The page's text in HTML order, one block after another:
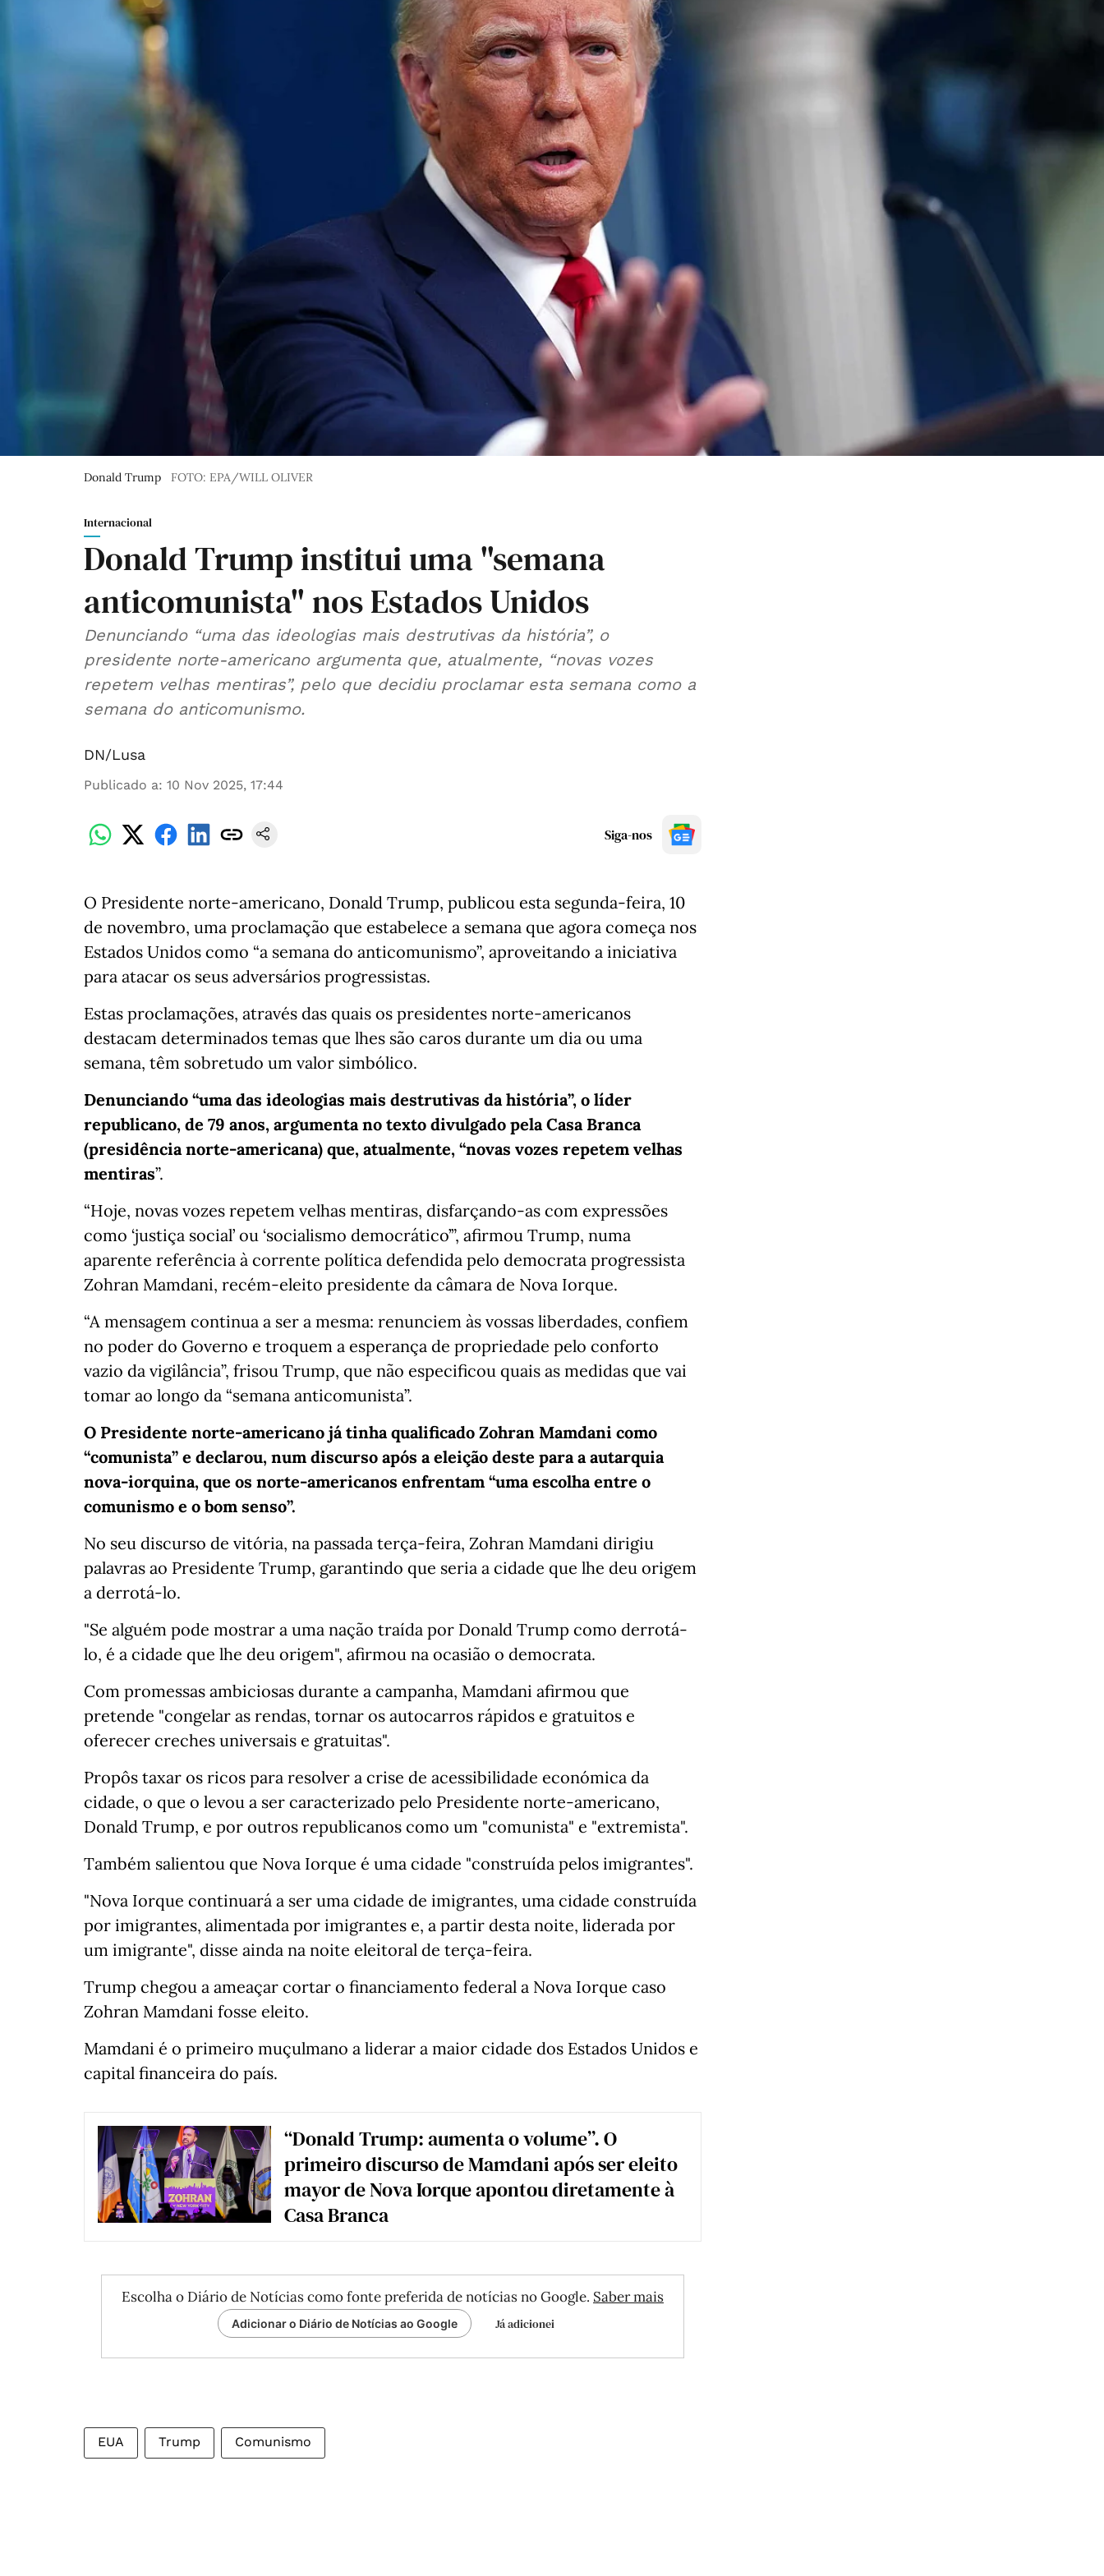
Donald Trump FOTO: EPA/WILL OLIVER
Internacional
Donald Trump institui uma "semana
anticomunista" nos Estados Unidos
Denunciando “uma das ideologias mais destrutivas da história”, o
presidente norte-americano argumenta que, atualmente, “novas vozes
repetem velhas mentiras”, pelo que decidiu proclamar esta semana como a
semana do anticomunismo.
DN/Lusa
Publicado a: 10 Nov 2025, 17:44
Siga-nos
O Presidente norte-americano, Donald Trump, publicou esta segunda-feira, 10
de novembro, uma proclamação que estabelece a semana que agora começa nos
Estados Unidos como “a semana do anticomunismo”, aproveitando a iniciativa
para atacar os seus adversários progressistas.
Estas proclamações, através das quais os presidentes norte-americanos
destacam determinados temas que lhes são caros durante um dia ou uma
semana, têm sobretudo um valor simbólico.
Denunciando “uma das ideologias mais destrutivas da história”, o líder
republicano, de 79 anos, argumenta no texto divulgado pela Casa Branca
(presidência norte-americana) que, atualmente, “novas vozes repetem velhas
mentiras”.
“Hoje, novas vozes repetem velhas mentiras, disfarçando-as com expressões
como ‘justiça social’ ou ‘socialismo democrático’”, afirmou Trump, numa
aparente referência à corrente política defendida pelo democrata progressista
Zohran Mamdani, recém-eleito presidente da câmara de Nova Iorque.
“A mensagem continua a ser a mesma: renunciem às vossas liberdades, confiem
no poder do Governo e troquem a esperança de propriedade pelo conforto
vazio da vigilância”, frisou Trump, que não especificou quais as medidas que vai
tomar ao longo da “semana anticomunista”.
O Presidente norte-americano já tinha qualificado Zohran Mamdani como
“comunista” e declarou, num discurso após a eleição deste para a autarquia
nova-iorquina, que os norte-americanos enfrentam “uma escolha entre o
comunismo e o bom senso”.
No seu discurso de vitória, na passada terça-feira, Zohran Mamdani dirigiu
palavras ao Presidente Trump, garantindo que seria a cidade que lhe deu origem
a derrotá-lo.
"Se alguém pode mostrar a uma nação traída por Donald Trump como derrotá-
lo, é a cidade que lhe deu origem", afirmou na ocasião o democrata.
Com promessas ambiciosas durante a campanha, Mamdani afirmou que
pretende "congelar as rendas, tornar os autocarros rápidos e gratuitos e
oferecer creches universais e gratuitas".
Propôs taxar os ricos para resolver a crise de acessibilidade económica da
cidade, o que o levou a ser caracterizado pelo Presidente norte-americano,
Donald Trump, e por outros republicanos como um "comunista" e "extremista".
Também salientou que Nova Iorque é uma cidade "construída pelos imigrantes".
"Nova Iorque continuará a ser uma cidade de imigrantes, uma cidade construída
por imigrantes, alimentada por imigrantes e, a partir desta noite, liderada por
um imigrante", disse ainda na noite eleitoral de terça-feira.
Trump chegou a ameaçar cortar o financiamento federal a Nova Iorque caso
Zohran Mamdani fosse eleito.
Mamdani é o primeiro muçulmano a liderar a maior cidade dos Estados Unidos e
capital financeira do país.
“Donald Trump: aumenta o volume”. O
primeiro discurso de Mamdani após ser eleito
mayor de Nova Iorque apontou diretamente à
Casa Branca
Escolha o Diário de Notícias como fonte preferida de notícias no Google. Saber mais
Adicionar o Diário de Notícias ao Google Já adicionei
EUA Trump Comunismo